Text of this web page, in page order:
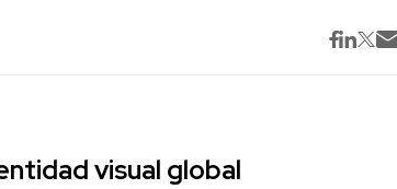
visual global